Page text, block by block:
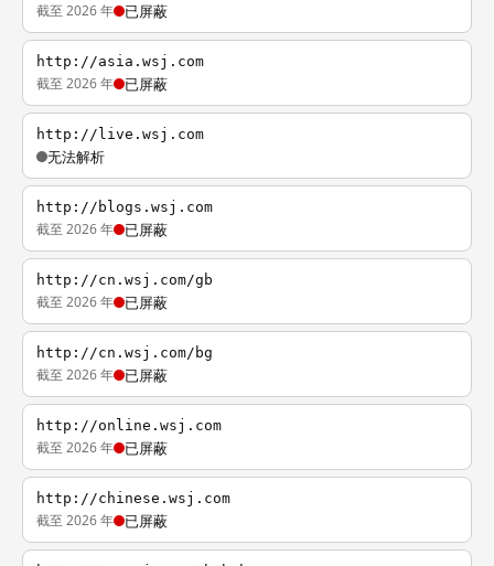
截至 2026 年 已屏蔽
http://asia.wsj.com
截至 2026 年 已屏蔽
http://live.wsj.com
无法解析
http://blogs.wsj.com
截至 2026 年 已屏蔽
http://cn.wsj.com/gb
截至 2026 年 已屏蔽
http://cn.wsj.com/bg
截至 2026 年 已屏蔽
http://online.wsj.com
截至 2026 年 已屏蔽
http://chinese.wsj.com
截至 2026 年 已屏蔽